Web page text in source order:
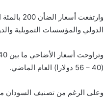
الدولي والمؤسسات التمويلية
(40 – 56 دولارا) العام الماضي.
وعلى الرغم من تصنيف السودان من